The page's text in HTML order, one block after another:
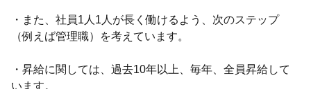
・また、社員1人1人が長く働けるよう、次のステップ
（例えば管理職）を考えています。
・昇給に関しては、過去10年以上、毎年、全員昇給して
います。